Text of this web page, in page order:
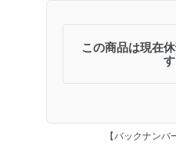
この商品は現在
す
【バックナンバ